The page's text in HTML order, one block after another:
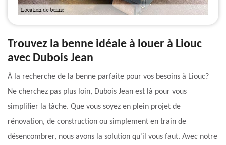
Trouvez la benne idéale à louer à Liouc
avec Dubois Jean
À la recherche de la benne parfaite pour vos besoins à Liouc?
Ne cherchez pas plus loin, Dubois Jean est là pour vous
simplifier la tâche. Que vous soyez en plein projet de
rénovation, de construction ou simplement en train de
désencombrer, nous avons la solution qu'il vous faut. Avec notre